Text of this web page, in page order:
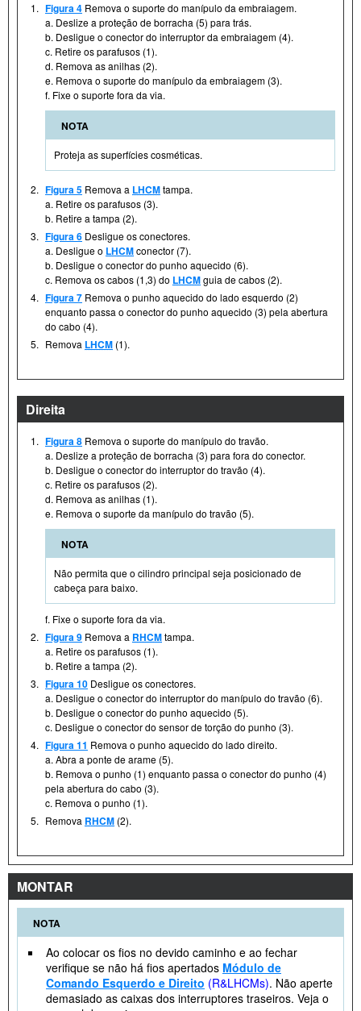
1. Figura 4 Remova o suporte do manípulo da embraiagem.
a. Deslize a proteção de borracha (5) para trás.
b. Desligue o conector do interruptor da embraiagem (4).
c. Retire os parafusos (1).
d. Remova as anilhas (2).
e. Remova o suporte do manípulo da embraiagem (3).
f. Fixe o suporte fora da via.
NOTA
Proteja as superfícies cosméticas.
2. Figura 5 Remova a LHCMtampa.
a. Retire os parafusos (3).
b. Retire a tampa (2).
3. Figura 6 Desligue os conectores.
a. Desligue o LHCMconector (7).
b. Desligue o conector do punho aquecido (6).
c. Remova os cabos (1,3) do LHCMguia de cabos (2).
4. Figura 7 Remova o punho aquecido do lado esquerdo (2)
enquanto passa o conector do punho aquecido (3) pela abertura
do cabo (4).
5. Remova LHCM (1).
Direita
1. Figura 8 Remova o suporte do manípulo do travão.
a. Deslize a proteção de borracha (3) para fora do conector.
b. Desligue o conector do interruptor do travão (4).
c. Retire os parafusos (2).
d. Remova as anilhas (1).
e. Remova o suporte da manípulo do travão (5).
NOTA
Não permita que o cilindro principal seja posicionado de
cabeça para baixo.
f. Fixe o suporte fora da via.
2. Figura 9 Remova a RHCMtampa.
a. Retire os parafusos (1).
b. Retire a tampa (2).
3. Figura 10 Desligue os conectores.
a. Desligue o conector do interruptor do manípulo do travão (6).
b. Desligue o conector do punho aquecido (5).
c. Desligue o conector do sensor de torção do punho (3).
4. Figura 11 Remova o punho aquecido do lado direito.
a. Abra a ponte de arame (5).
b. Remova o punho (1) enquanto passa o conector do punho (4)
pela abertura do cabo (3).
c. Remova o punho (1).
5. Remova RHCM (2).
MONTAR
NOTA
Ao colocar os fios no devido caminho e ao fechar
verifique se não há fios apertados Módulo de
Comando Esquerdo e Direito (R&LHCMs). Não aperte
demasiado as caixas dos interruptores traseiros. Veja o